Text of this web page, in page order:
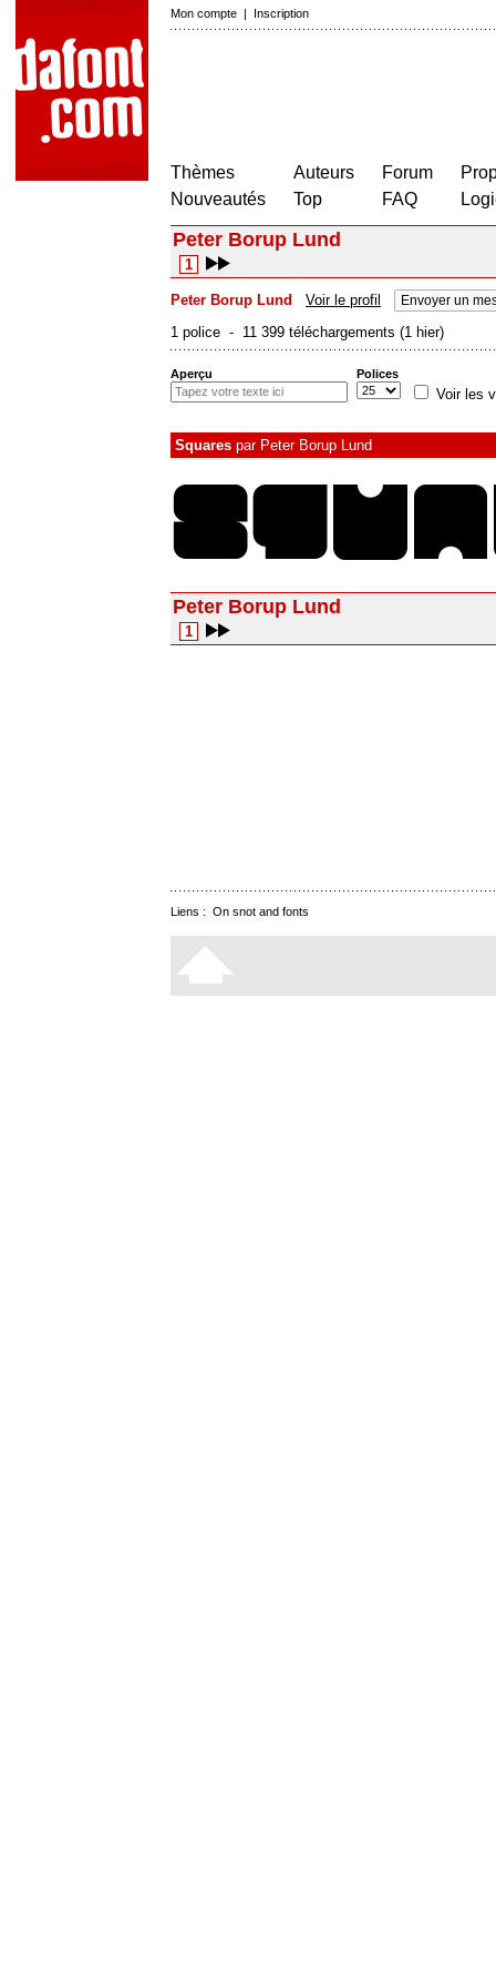
Mon compte | Inscription
Thèmes
Nouveautés
Auteurs
Top
Forum
FAQ
Peter Borup Lund
1
Peter Borup Lund Voir le profil Envoyer un
1 police - 11 399 téléchargements (1 hier)
Aperçu Polices
Voir les
Squares par Peter Borup Lund
Peter Borup Lund
1
Liens : On snot and fonts